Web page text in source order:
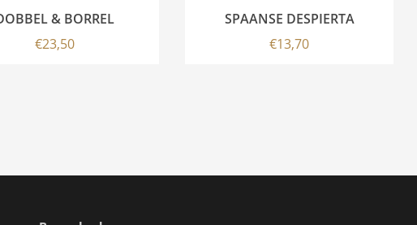
& BORREL
€23,50
SPAANSE DESPIERTA
€13,70